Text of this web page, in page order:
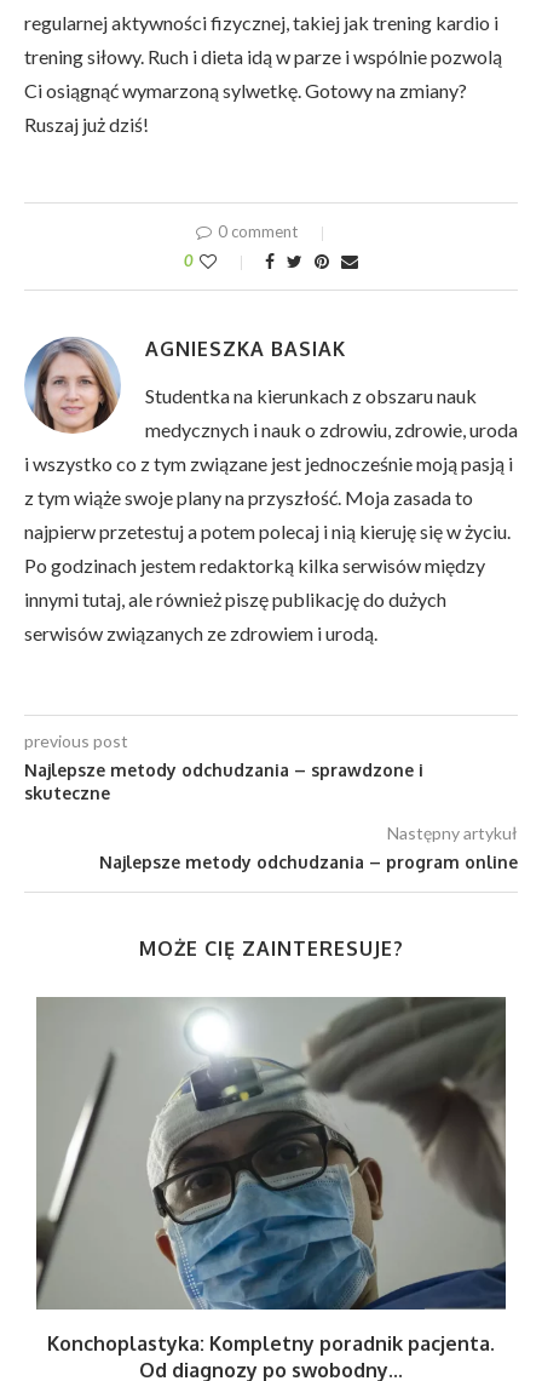
regularnej aktywności fizycznej, takiej jak trening kardio i
trening siłowy. Ruch i dieta idą w parze i wspólnie pozwolą
Ci osiągnąć wymarzoną sylwetkę. Gotowy na zmiany?
Ruszaj już dziś!
0 comment
0
AGNIESZKA BASIAK
Studentka na kierunkach z obszaru nauk
medycznych i nauk o zdrowiu, zdrowie, uroda
i wszystko co z tym związane jest jednocześnie moją pasją i
z tym wiąże swoje plany na przyszłość. Moja zasada to
najpierw przetestuj a potem polecaj i nią kieruję się w życiu.
Po godzinach jestem redaktorką kilka serwisów między
innymi tutaj, ale również piszę publikację do dużych
serwisów związanych ze zdrowiem i urodą.
previous post
Najlepsze metody odchudzania – sprawdzone i
skuteczne
Następny artykuł
Najlepsze metody odchudzania – program online
MOŻE CIĘ ZAINTERESUJE?
Konchoplastyka: Kompletny poradnik pacjenta.
Od diagnozy po swobodny...